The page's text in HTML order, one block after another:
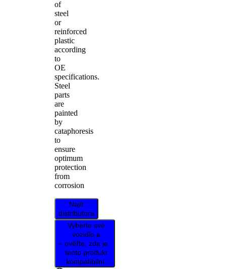
of
steel
or
reinforced
plastic
according
to
OE
specifications.
Steel
parts
are
painted
by
cataphoresis
to
ensure
optimum
protection
from
corrosion
Najít
distributora
Vyberte své
vozidlo a
ověřte, zda je
tento produkt
kompatibilní.